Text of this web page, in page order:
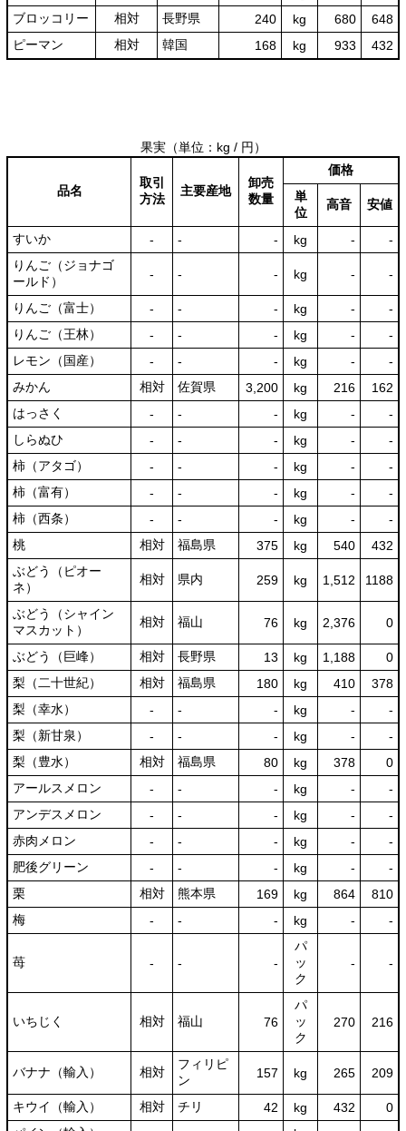
ブロッコリー
相対 長野県 240 kg 680
648
ピーマン
相対 韓国 168 kg 933 432
果実（単位：kg / 円）
品名
取引
方法
主要産地
卸売
数量
価格
単
位
高音 安値
すいか ‐ ‐ ‐ kg -
‐
りんご（ジョナゴ
ールド）
‐ ‐ ‐ kg - ‐
りんご（富士） ‐ ‐ ‐ kg -
‐
りんご（王林）
‐ ‐ ‐ kg -
‐
レモン（国産）
‐ ‐ ‐ kg -
‐
みかん
相対 佐賀県 3,200 kg 216
162
はっさく
‐ ‐ ‐ kg -
‐
しらぬひ
‐ ‐ ‐ kg -
‐
柿（アタゴ）
‐ ‐ ‐ kg -
‐
柿（富有）
‐ ‐ ‐ kg -
‐
柿（西条）
‐ ‐ ‐ kg -
‐
桃
相対 福島県 375 kg 540
432
ぶどう（ピオー
ネ）
相対 県内 259 kg 1,512 1188
ぶどう（シャイン
マスカット）
相対 福山 76 kg 2,376 0
ぶどう（巨峰） 相対 長野県 13 kg 1,188
0
梨（二十世紀）
相対 福島県 180 kg 410
378
梨（幸水）
‐ ‐ ‐ kg -
‐
梨（新甘泉）
‐ ‐ ‐ kg -
‐
梨（豊水）
相対 福島県 80 kg 378
0
アールスメロン
‐ ‐ ‐ kg -
‐
アンデスメロン
‐ ‐ ‐ kg -
‐
赤肉メロン
‐ ‐ ‐ kg -
‐
肥後グリーン
‐ ‐ ‐ kg -
‐
栗
相対 熊本県 169 kg 864
810
梅
‐ ‐ ‐ kg - ‐
苺 ‐ ‐ ‐
パ
ッ
ク
- ‐
いちじく 相対 福山 76
パ
ッ
ク
270 216
バナナ（輸入） 相対
フィリピ
ン
157 kg 265 209
キウイ（輸入） 相対 チリ 42 kg 432
0